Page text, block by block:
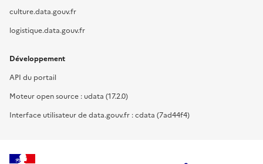
culture.data.gouv.fr
logistique.data.gouv.fr
Développement
API du portail
Moteur open source : udata (17.2.0)
Interface utilisateur de data.gouv.fr : cdata (7ad44f4)